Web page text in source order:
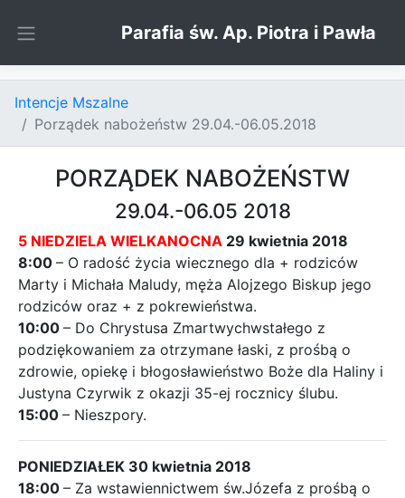
Parafia św. Ap. Piotra i Pawła
Intencje Mszalne
Porządek nabożeństw 29.04.-06.05.2018
PORZĄDEK NABOŻEŃSTW
29.04.-06.05 2018
5 NIEDZIELA WIELKANOCNA 29 kwietnia 2018
8:00 – O radość życia wiecznego dla + rodziców
Marty i Michała Maludy, męża Alojzego Biskup jego
rodziców oraz + z pokrewieństwa.
10:00 – Do Chrystusa Zmartwychwstałego z
podziękowaniem za otrzymane łaski, z prośbą o
zdrowie, opiekę i błogosławieństwo Boże dla Haliny i
Justyna Czyrwik z okazji 35-ej rocznicy ślubu.
15:00 – Nieszpory.
PONIEDZIAŁEK 30 kwietnia 2018
18:00 – Za wstawiennictwem św.Józefa z prośbą o